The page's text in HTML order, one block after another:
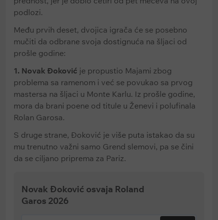
podlozi.
Među prvih deset, dvojica igrača će se posebno
mučiti da odbrane svoja dostignuća na šljaci od
prošle godine:
1. Novak Đoković je propustio Majami zbog
problema sa ramenom i već se povukao sa prvog
mastersa na šljaci u Monte Karlu. Iz prošle godine,
mora da brani poene od titule u Ženevi i polufinala
Rolan Garosa.
S druge strane, Đoković je više puta istakao da su
mu trenutno važni samo Grend slemovi, pa se čini
da se ciljano priprema za Pariz.
Novak Đoković osvaja Roland
Garos 2026